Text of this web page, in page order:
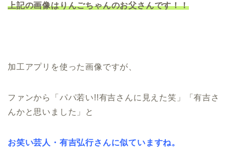
上記の画像はりんごちゃんのお父さんです！！
加工アプリを使った画像ですが、
ファンから「パパ若い!!有吉さんに見えた笑」「有吉さ
んかと思いました」と
お笑い芸人・有吉弘行さんに似ていますね。